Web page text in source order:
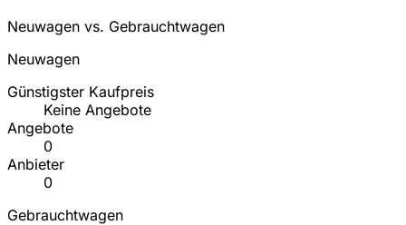
Neuwagen vs. Gebrauchtwagen
Neuwagen
Günstigster Kaufpreis
Keine Angebote
Angebote
0
Anbieter
0
Gebrauchtwagen